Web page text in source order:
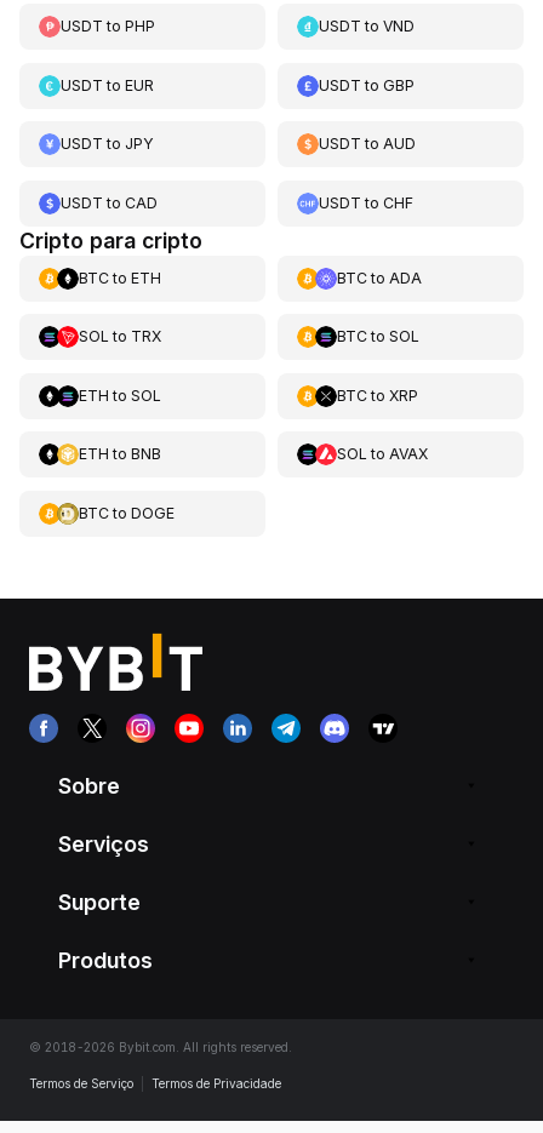
USDT to PHP USDT toVND
USDT to EUR USDT toGBP
USDT to JPY USDT toAUD
USDT to CAD USDT toCHF
Cripto para cripto
BTCto ETH BTCto ADA
SOL to TRX BTCto SOL
ETH to SOL BTCto XRP
ETH to BNB SOL to AVAX
BTCto DOGE
Sobre
Serviços
Suporte
Produtos
© 2018-2026 Bybit.com. All rights reserved.
Termos de Serviço Termos de Privacidade